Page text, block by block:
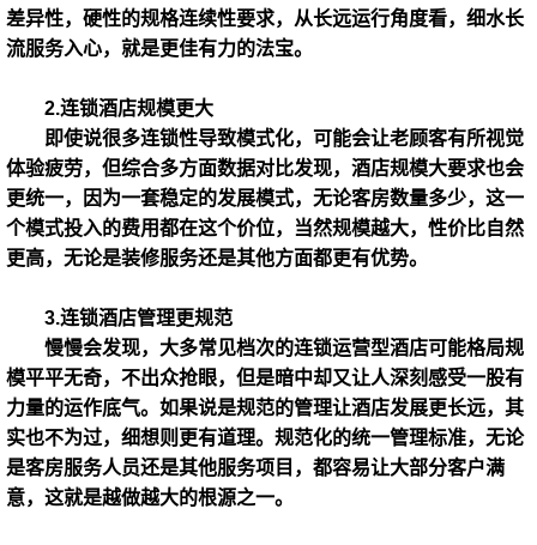
差异性，硬性的规格连续性要求，从长远运行角度看，细水长
流服务入心，就是更佳有力的法宝。
2.连锁酒店规模更大
即使说很多连锁性导致模式化，可能会让老顾客有所视觉
体验疲劳，但综合多方面数据对比发现，酒店规模大要求也会
更统一，因为一套稳定的发展模式，无论客房数量多少，这一
个模式投入的费用都在这个价位，当然规模越大，性价比自然
更高，无论是装修服务还是其他方面都更有优势。
3.连锁酒店管理更规范
慢慢会发现，大多常见档次的连锁运营型酒店可能格局规
模平平无奇，不出众抢眼，但是暗中却又让人深刻感受一股有
力量的运作底气。如果说是规范的管理让酒店发展更长远，其
实也不为过，细想则更有道理。规范化的统一管理标准，无论
是客房服务人员还是其他服务项目，都容易让大部分客户满
意，这就是越做越大的根源之一。